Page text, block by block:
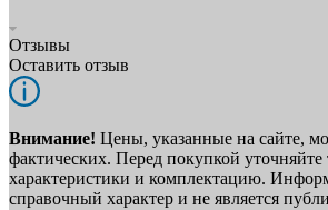
Отзывы
Оставить отзыв
Внимание! Цены, указанные на сайте,
фактических. Перед покупкой уточняйте
характеристики и комплектацию.
справочный характер и не является